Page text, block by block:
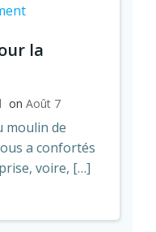
la
on Août 7
moulin de
a confortés
voire, […]